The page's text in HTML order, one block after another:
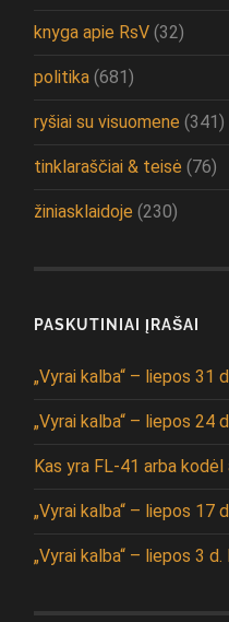
knyga apie RsV (32)
politika (681)
ryšiai su visuomene (341)
tinklaraščiai & teisė (76)
žiniasklaidoje (230)
PASKUTINIAI ĮRAŠAI
„Vyrai kalba“ – liepos 31
„Vyrai kalba“ – liepos 24
Kas yra FL-41 arba kodėl
„Vyrai kalba“ – liepos 17
„Vyrai kalba“ – liepos 3 d.